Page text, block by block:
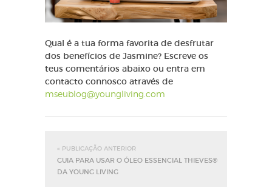
Qual é a tua forma favorita de desfrutar
dos benefícios de Jasmine? Escreve os
teus comentários abaixo ou entra em
contacto connosco através de
mseublog@youngliving.com
« PUBLICAÇÃO ANTERIOR
GUIA PARA USAR O ÓLEO ESSENCIAL THIEVES®
DA YOUNG LIVING